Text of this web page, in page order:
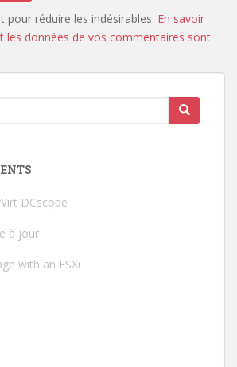
pour réduire les indésirables. En savoir
les données de vos commentaires sont
DCscope
à jour
with an ESXi